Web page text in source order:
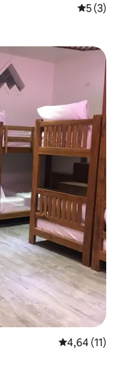
5 av 5 i
5 (3)
4,64 av 5 i
4,64 (11)